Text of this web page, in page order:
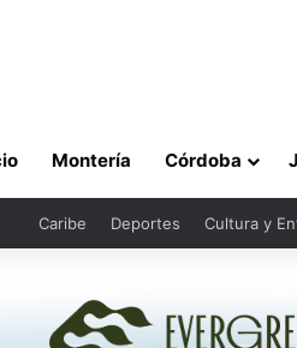
Montería Córdoba
Caribe Deportes Cultura y